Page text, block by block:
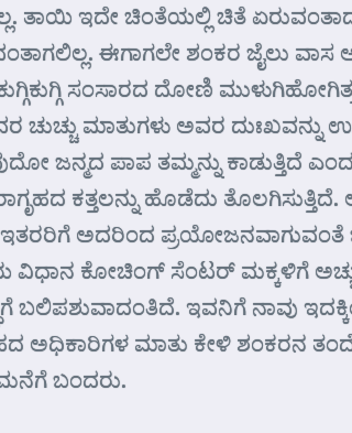
ಇದೇ ಚಿಂತೆಯಲ್ಲಿ ಚಿತೆ
ಈಗಾಗಲೇ ಶಂಕರ ಜೈಲು
ಸಂಸಾರದ ದೋಣಿ
ಮಾತುಗಳು ಅವರ ದುಃಖವನ್ನು
ಪಾಪ ತಮ್ಮನ್ನು ಕಾಡುತ್ತಿದೆ
ಕತ್ತಲನ್ನು ಹೊಡೆದು
ಇತರರಿಗೆ ಅದರಿಂದ
ವಿಧಾನ ಕೋಚಿಂಗ್ ಸೆಂಟರ್ ಮಕ್ಕಳಿಗೆ
ಬಲಿಪಶುವಾದಂತಿದೆ. ಇವನಿಗೆ ನಾವು
ಅಧಿಕಾರಿಗಳ ಮಾತು ಕೇಳಿ
ಮನೆಗೆ ಬಂದರು.